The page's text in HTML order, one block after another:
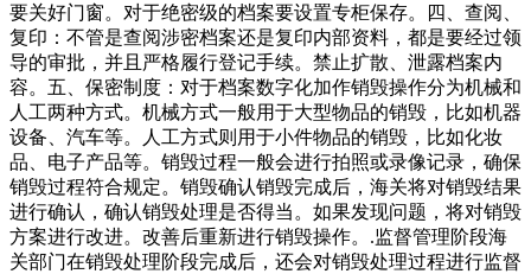
要关好门窗。对于绝密级的档案要设置专柜保存。四、查阅、
复印：不管是查阅涉密档案还是复印内部资料，都是要经过领
导的审批，并且严格履行登记手续。禁止扩散、泄露档案内
容。五、保密制度：对于档案数字化加作销毁操作分为机械和
人工两种方式。机械方式一般用于大型物品的销毁，比如机器
设备、汽车等。人工方式则用于小件物品的销毁，比如化妆
品、电子产品等。销毁过程一般会进行拍照或录像记录，确保
销毁过程符合规定。销毁确认销毁完成后，海关将对销毁结果
进行确认，确认销毁处理是否得当。如果发现问题，将对销毁
方案进行改进。改善后重新进行销毁操作。.监督管理阶段海
关部门在销毁处理阶段完成后，还会对销毁处理过程进行监督